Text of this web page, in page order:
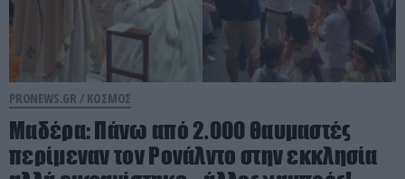
PRONEWS.GR / ΚΟΣΜΟΣ
Μαδέρα: Πάνω από 2.000 θαυμαστές
περίμεναν τον Ρονάλντο στην εκκλησία